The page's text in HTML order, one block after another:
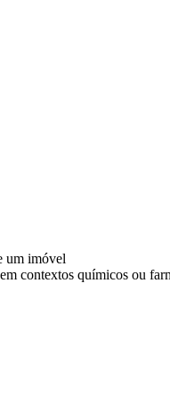
um imóvel
contextos químicos ou